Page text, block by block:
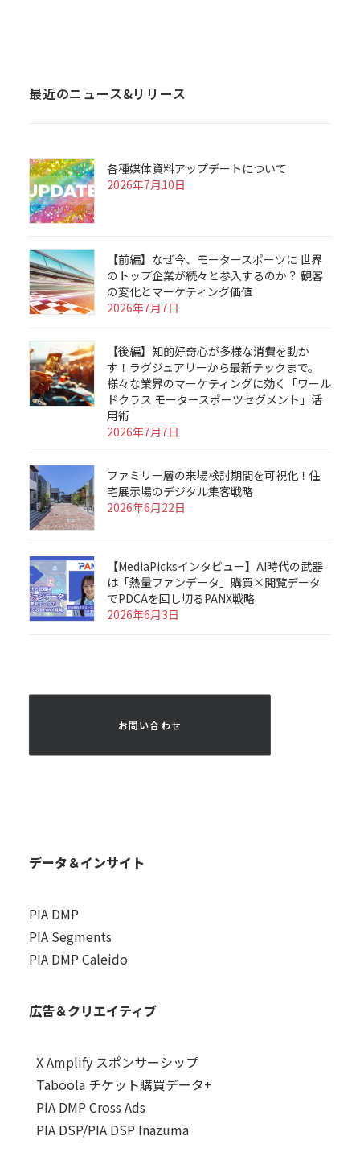
最近のニュース&リリース
各種媒体資料アップデートについて
2026年7月10日
【前編】なぜ今、モータースポーツに 世界
のトップ企業が続々と参入するのか？ 観客
の変化とマーケティング価値
2026年7月7日
【後編】知的好奇心が多様な消費を動か
す！ラグジュアリーから最新テックまで。
様々な業界のマーケティングに効く「ワール
ドクラス モータースポーツセグメント」活
用術
2026年7月7日
ファミリー層の来場検討期間を可視化！住
宅展示場のデジタル集客戦略
2026年6月22日
【MediaPicksインタビュー】AI時代の武器
は「熱量ファンデータ」購買×閲覧データ
でPDCAを回し切るPANX戦略
2026年6月3日
お問い合わせ
データ＆インサイト
PIA DMP
PIA Segments
PIA DMP Caleido
広告＆クリエイティブ
X Amplify スポンサーシップ
Taboola チケット購買データ+
PIA DMP Cross Ads
PIA DSP/PIA DSP Inazuma